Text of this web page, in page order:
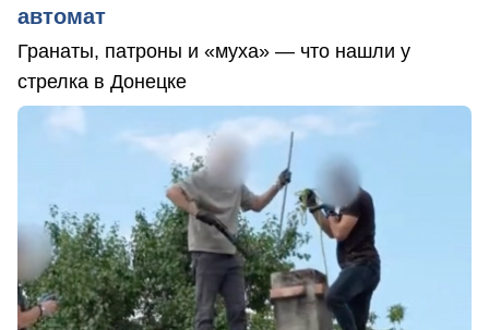
автомат
Гранаты, патроны и «муха» — что нашли у
стрелка в Донецке